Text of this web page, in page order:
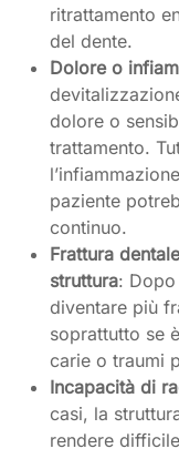
ritrattamento
del dente.
Dolore o
dolore o
trattamento.
paziente
continuo.
Frattura
struttura:
diventare più
soprattutto se
carie o traumi
Incapacità di
casi, la
rendere